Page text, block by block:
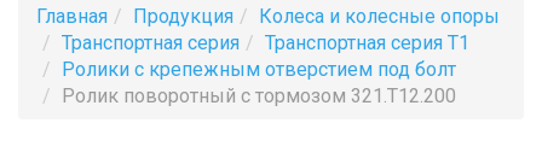
Главная Продукция
Колеса и колесные опоры
Транспортная серия
Транспортная серия Т1
Ролики с крепежным отверстием под болт
Ролик поворотный c тормозом 321.T12.200